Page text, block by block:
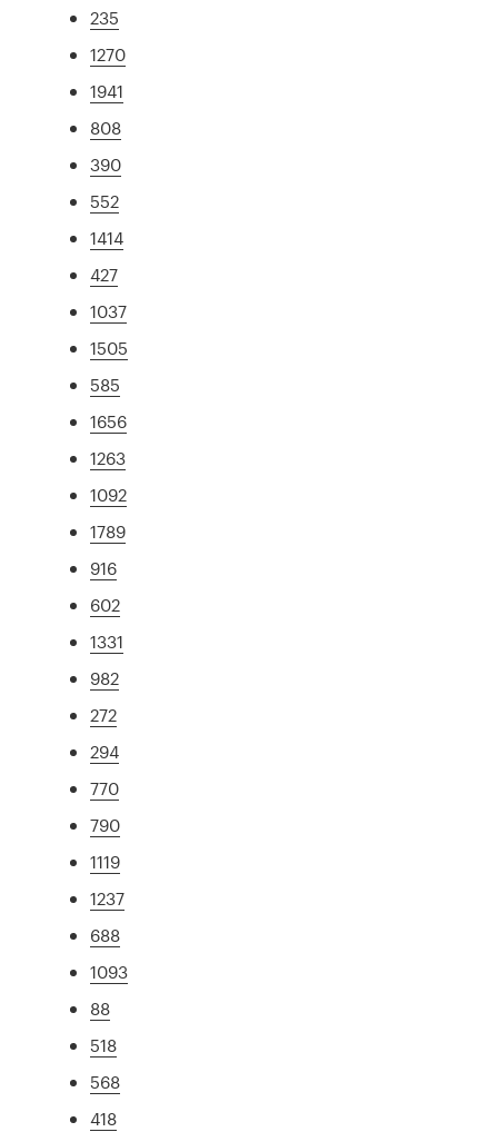
235
1270
1941
808
390
552
1414
427
1037
1505
585
1656
1263
1092
1789
916
602
1331
982
272
294
770
790
1119
1237
688
1093
88
518
568
418